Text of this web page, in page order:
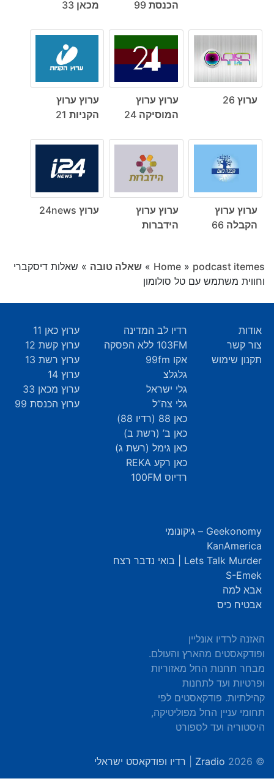
הכנסת 99
מכאן 33
ערוץ 26
ערוץ ערוץ
המוסיקה 24
ערוץ ערוץ
הקניות 21
ערוץ ערוץ
הקבלה 66
ערוץ ערוץ
הידברות
ערוץ 24news
Home » podcast itemes
» שאלה טובה » שאלות דיסקברי
וחווית משתמש עם טל סולומון
אודות
צור קשר
תקנון שימוש
רדיו לב המדינה
103FM ללא הפסקה
אקו 99fm
גלגלצ
גלי ישראל
גלי צה”ל
כאן 88 (רדיו 88)
כאן ב’ (רשת ב)
כאן גימל (רשת ג)
כאן רקע REKA
רדיוס 100FM
ערוץ כאן 11
ערוץ קשת 12
ערוץ רשת 13
ערוץ 14
ערוץ מכאן 33
ערוץ הכנסת 99
Geekonomy – גיקונומי
KanAmerica
Lets Talk Murder | בואי נדבר רצח
S-Emek
אבא למה
אבטיח כיס
האזנה לרדיו אונליין
ופודקאסטים מהארץ והעולם.
מבחר תחנות החל מאזוריות
ופרטיות ועד לתחנות
קהילתיות. פודקאסטים לפי
תחומי עניין החל מפוליטיקה,
היסטוריה ועד לספורט
© 2026
Zradio רדיו ופודקאסט ישראלי